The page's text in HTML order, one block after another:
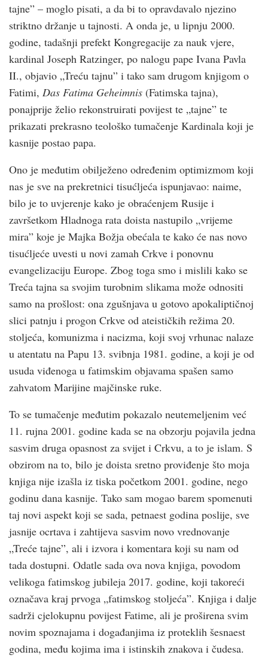
tajne” – moglo pisati, a da bi to opravdavalo njezino
striktno držanje u tajnosti. A onda je, u lipnju 2000.
godine, tadašnji prefekt Kongregacije za nauk vjere,
kardinal Joseph Ratzinger, po nalogu pape Ivana Pavla
II., objavio „Treću tajnu” i tako sam drugom knjigom o
Fatimi, Das Fatima Geheimnis (Fatimska tajna),
ponajprije želio rekonstruirati povijest te „tajne” te
prikazati prekrasno teološko tumačenje Kardinala koji je
kasnije postao papa.
Ono je međutim obilježeno određenim optimizmom koji
nas je sve na prekretnici tisućljeća ispunjavao: naime,
bilo je to uvjerenje kako je obraćenjem Rusije i
završetkom Hladnoga rata doista nastupilo „vrijeme
mira” koje je Majka Božja obećala te kako će nas novo
tisućljeće uvesti u novi zamah Crkve i ponovnu
evangelizaciju Europe. Zbog toga smo i mislili kako se
Treća tajna sa svojim turobnim slikama može odnositi
samo na prošlost: ona zgušnjava u gotovo apokaliptičnoj
slici patnju i progon Crkve od ateističkih režima 20.
stoljeća, komunizma i nacizma, koji svoj vrhunac nalaze
u atentatu na Papu 13. svibnja 1981. godine, a koji je od
usuda viđenoga u fatimskim objavama spašen samo
zahvatom Marijine majčinske ruke.
To se tumačenje međutim pokazalo neutemeljenim već
11. rujna 2001. godine kada se na obzorju pojavila jedna
sasvim druga opasnost za svijet i Crkvu, a to je islam. S
obzirom na to, bilo je doista sretno proviđenje što moja
knjiga nije izašla iz tiska početkom 2001. godine, nego
godinu dana kasnije. Tako sam mogao barem spomenuti
taj novi aspekt koji se sada, petnaest godina poslije, sve
jasnije ocrtava i zahtijeva sasvim novo vrednovanje
„Treće tajne”, ali i izvora i komentara koji su nam od
tada dostupni. Odatle sada ova nova knjiga, povodom
velikoga fatimskog jubileja 2017. godine, koji takoreći
označava kraj prvoga „fatimskog stoljeća”. Knjiga i dalje
sadrži cjelokupnu povijest Fatime, ali je proširena svim
novim spoznajama i događanjima iz proteklih šesnaest
godina, među kojima ima i istinskih znakova i čudesa.